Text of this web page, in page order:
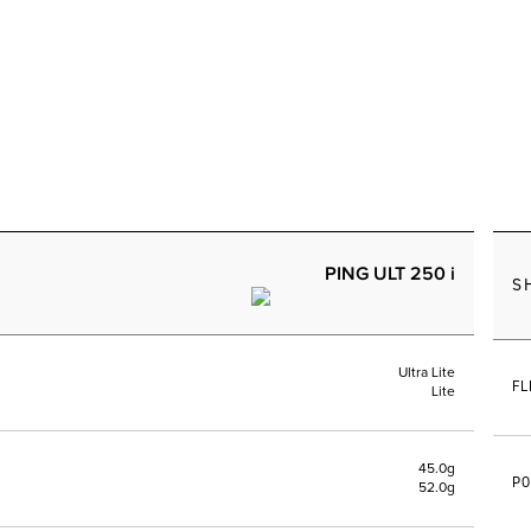
PING ULT 250 i
Ultra Lite
Lite
45.0g
52.0g